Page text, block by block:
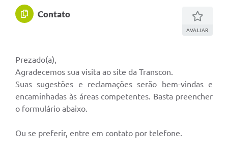
Atendimento
Prefeitura
Contato
AVALIAR
Prezado(a),
Agradecemos sua visita ao site da Transcon.
Suas sugestões e reclamações serão bem-vindas e
encaminhadas às áreas competentes. Basta preencher
o formulário abaixo.
Ou se preferir, entre em contato por telefone.